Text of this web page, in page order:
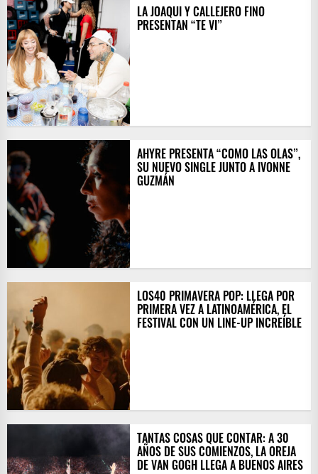
LA JOAQUI Y CALLEJERO FINO
PRESENTAN “TE VI”
AHYRE PRESENTA “COMO LAS OLAS”,
SU NUEVO SINGLE JUNTO A IVONNE
GUZMÁN
LOS40 PRIMAVERA POP: LLEGA POR
PRIMERA VEZ A LATINOAMÉRICA, EL
FESTIVAL CON UN LINE-UP INCREÍBLE
TANTAS COSAS QUE CONTAR: A 30
AÑOS DE SUS COMIENZOS, LA OREJA
DE VAN GOGH LLEGA A BUENOS AIRES